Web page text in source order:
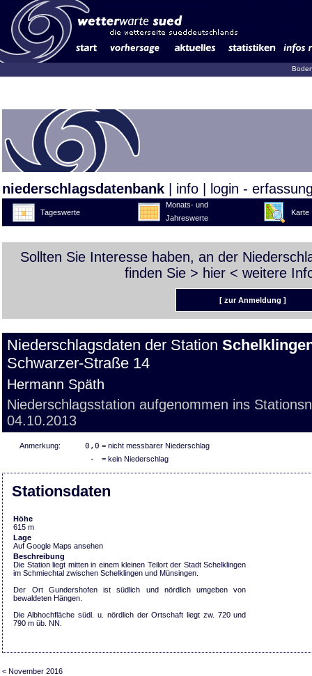
niederschlagsdatenbank info login -
Tageswerte
Monats- und
Jahreswerte
Karte
Sollten Sie Interesse haben, an der
finden Sie > hier < weitere
[ zur Anmeldung ]
Niederschlagsdaten der Station
Schwarzer-Straße 14
Hermann Späth
Niederschlagsstation aufgenommen ins
04.10.2013
Anmerkung: 0,0 = nicht messbarer Niederschlag
- = kein Niederschlag
Stationsdaten
Höhe
615 m
Lage
Auf Google Maps ansehen
Beschreibung
Die Station liegt mitten in einem kleinen Teilort der Stadt Schelklingen
im Schmiechtal zwischen Schelklingen und Münsingen.
Der Ort Gundershofen ist südlich und nördlich umgeben von
bewaldeten Hängen.
Die Albhochfläche südl. u. nördlich der Ortschaft liegt zw. 720 und
790 m üb. NN.
< November 2016